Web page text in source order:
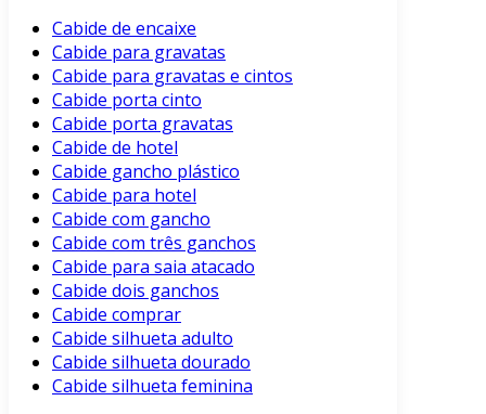
Cabide de encaixe
Cabide para gravatas
Cabide para gravatas e cintos
Cabide porta cinto
Cabide porta gravatas
Cabide de hotel
Cabide gancho plástico
Cabide para hotel
Cabide com gancho
Cabide com três ganchos
Cabide para saia atacado
Cabide dois ganchos
Cabide comprar
Cabide silhueta adulto
Cabide silhueta dourado
Cabide silhueta feminina